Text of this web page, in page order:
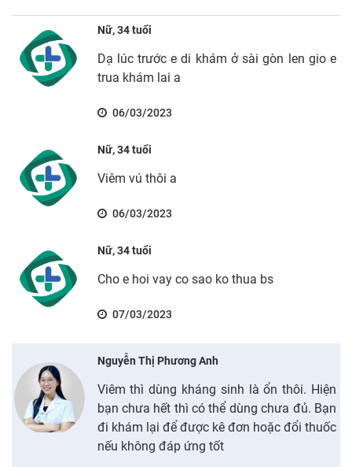
Nữ, 34 tuổi
Dạ lúc trước e di khám ở sài gòn len gio e
trua khám lai a
06/03/2023
Nữ, 34 tuổi
Viêm vú thôi a
06/03/2023
Nữ, 34 tuổi
Cho e hoi vay co sao ko thua bs
07/03/2023
Nguyễn Thị Phương Anh
Viêm thì dùng kháng sinh là ổn thôi. Hiện
bạn chưa hết thì có thể dùng chưa đủ. Bạn
đi khám lại để được kê đơn hoặc đổi thuốc
nếu không đáp ứng tốt